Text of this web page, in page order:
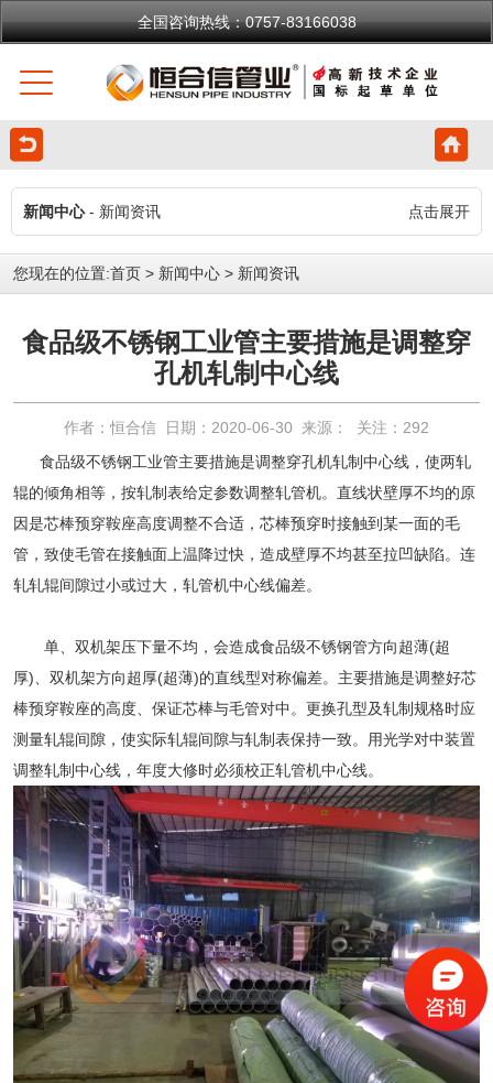
全国咨询热线：0757-83166038
新闻中心- 新闻资讯 点击展开
您现在的位置:首页 > 新闻中心 > 新闻资讯
食品级不锈钢工业管主要措施是调整穿
孔机轧制中心线
作者：恒合信 日期：2020-06-30 来源： 关注： 292
食品级不锈钢工业管主要措施是调整穿孔机轧制中心线，使两轧
辊的倾角相等，按轧制表给定参数调整轧管机。直线状壁厚不均的原
因是芯棒预穿鞍座高度调整不合适，芯棒预穿时接触到某一面的毛
管，致使毛管在接触面上温降过快，造成壁厚不均甚至拉凹缺陷。连
轧轧辊间隙过小或过大，轧管机中心线偏差。
单、双机架压下量不均，会造成食品级不锈钢管方向超薄(超
厚)、双机架方向超厚(超薄)的直线型对称偏差。主要措施是调整好芯
棒预穿鞍座的高度、保证芯棒与毛管对中。更换孔型及轧制规格时应
测量轧辊间隙，使实际轧辊间隙与轧制表保持一致。用光学对中装置
调整轧制中心线，年度大修时必须校正轧管机中心线。